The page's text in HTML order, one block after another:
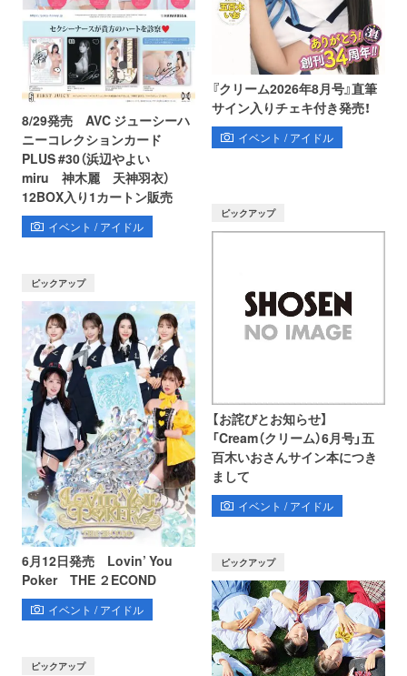
8/29発売 AVC ジューシーハ
ニーコレクションカード
PLUS #30（浜辺やよい
miru 神木麗 天神羽衣）
12BOX入り1カートン販売
イベント / アイドル
『クリーム2026年8月号』直筆
サイン入りチェキ付き発売！
イベント / アイドル
ピックアップ
6月12日発売 Lovin’ You
Poker THE ２ECOND
イベント / アイドル
ピックアップ
【お詫びとお知らせ】
「Cream（クリーム）6月号」五
百木いおさんサイン本につき
まして
イベント / アイドル
ピックアップ
ピックアップ